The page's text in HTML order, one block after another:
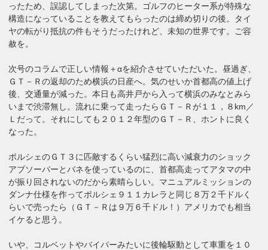
ったため、誤認してしまった次第。ゴルフのヒーター系が特殊な
構造になっていることを教えてもらったのは締め切りの後。タイ
ヤの転がり抵抗の件もそうだったけれど、未知の世界です。ご容
赦を。
次号のコラムで正しい情報＋αを紹介させていただいた。昼過ぎ、
ＧＴ－Ｒの返却のため横浜の日産へ。気のせいか首都高の値上げ
後、交通量が減った。本日も高井戸から入って横浜のみなとみら
いまで渋滞無し。流れに乗って走ったらＧＴ－Ｒが１１，８km／
Ｌだって。それにしても２０１２年型のＧＴ－Ｒ、ホントに良く
なった。
ポルシェのＧＴ３に匹敵するくらい猛烈に高い減衰力のショック
アブソーバーとバネを使っているのに、首都高走ってアタマの中
が振り回されないのだから素晴らしい。マニュアルミッションの
ダンナ仕様を作ってポルシェ９１１カレラと同じ８万２千ドルく
らいで売ったら（ＧＴ－Ｒは９万６千ドル！）アメリカでも相当
イケると思う。
いや、コルベットやバイパーみたいに後輪駆動として車重を１０